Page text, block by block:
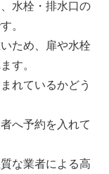
水栓・排水口の
。
ため、扉や水栓
す。
れているかどう
へ予約を入れて
な業者による高